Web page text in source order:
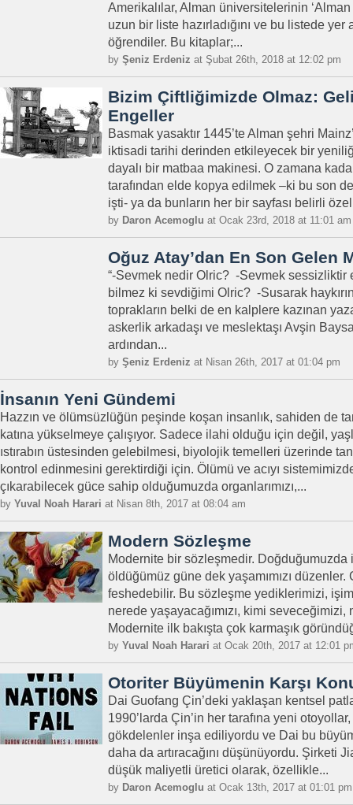
Amerikalılar, Alman üniversitelerinin
uzun bir liste hazırladığını ve bu listede yer
öğrendiler. Bu kitaplar;...
by Şeniz Erdeniz at Şubat 26th, 2018 at 12:02 pm
Bizim Çiftliğimizde Olmaz:
Engeller
Basmak yasaktır 1445’te Alman şehri
iktisadi tarihi derinden etkileyecek bir
dayalı bir matbaa makinesi. O zamana
tarafından elde kopya edilmek –ki bu son
işti- ya da bunların her bir sayfası belirli
by Daron Acemoglu at Ocak 23rd, 2018 at 11:01 am
Oğuz Atay’dan En Son Gelen
“-Sevmek nedir Olric? -Sevmek
bilmez ki sevdiğimi Olric? -Susarak
toprakların belki de en kalplere kazınan
askerlik arkadaşı ve meslektaşı Avşin
ardından...
by Şeniz Erdeniz at Nisan 26th, 2017 at 01:04 pm
İnsanın Yeni Gündemi
Hazzın ve ölümsüzlüğün peşinde koşan insanlık, sahiden de
katına yükselmeye çalışıyor. Sadece ilahi olduğu için değil,
ıstırabın üstesinden gelebilmesi, biyolojik temelleri üzerinde
kontrol edinmesini gerektirdiği için. Ölümü ve acıyı
çıkarabilecek güce sahip olduğumuzda organlarımızı,...
by Yuval Noah Harari at Nisan 8th, 2017 at 08:04 am
Modern Sözleşme
Modernite bir sözleşmedir. Doğduğumuzda
öldüğümüz güne dek yaşamımızı
feshedebilir. Bu sözleşme yediklerimizi,
nerede yaşayacağımızı, kimi
Modernite ilk bakışta çok karmaşık
by Yuval Noah Harari at Ocak 20th, 2017 at 12:01
Otoriter Büyümenin Karşı
Dai Guofang Çin’deki yaklaşan kentsel
1990’larda Çin’in her tarafına yeni
gökdelenler inşa ediliyordu ve Dai bu
daha da artıracağını düşünüyordu. Şirketi
düşük maliyetli üretici olarak, özellikle...
by Daron Acemoglu at Ocak 13th, 2017 at 01:01 pm